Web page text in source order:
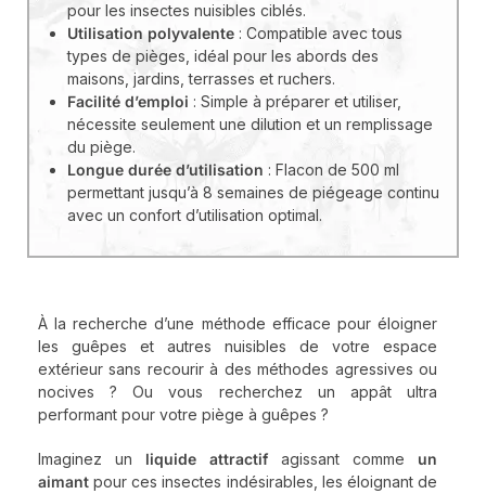
pour les insectes nuisibles ciblés.
Utilisation polyvalente : Compatible avec tous
types de pièges, idéal pour les abords des
maisons, jardins, terrasses et ruchers.
Facilité d’emploi : Simple à préparer et utiliser,
nécessite seulement une dilution et un remplissage
du piège.
Longue durée d’utilisation : Flacon de 500 ml
permettant jusqu’à 8 semaines de piégeage continu
avec un confort d’utilisation optimal.
À la recherche d’une méthode efficace pour éloigner
les guêpes et autres nuisibles de votre espace
extérieur sans recourir à des méthodes agressives ou
nocives ? Ou vous recherchez un appât ultra
performant pour votre piège à guêpes ?
Imaginez un liquide attractif agissant comme un
aimant pour ces insectes indésirables, les éloignant de